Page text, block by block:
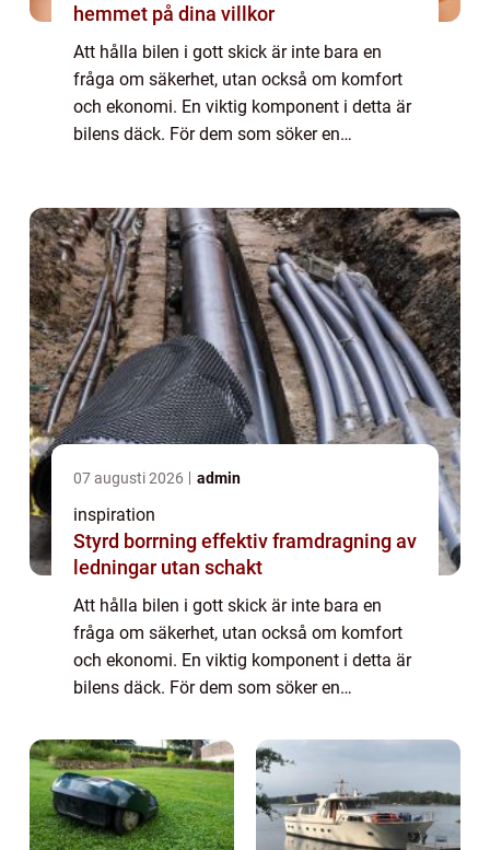
hemmet på dina villkor
Att hålla bilen i gott skick är inte bara en
fråga om säkerhet, utan också om komfort
och ekonomi. En viktig komponent i detta är
bilens däck. För dem som söker en
07 augusti 2026 admin
inspiration
Styrd borrning effektiv framdragning av
ledningar utan schakt
Att hålla bilen i gott skick är inte bara en
fråga om säkerhet, utan också om komfort
och ekonomi. En viktig komponent i detta är
bilens däck. För dem som söker en